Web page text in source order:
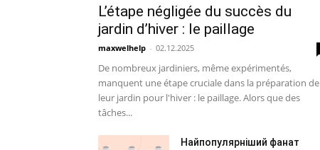
L’étape négligée du succès du
jardin d’hiver : le paillage
maxwelhelp - 02.12.2025
De nombreux jardiniers, même expérimentés,
manquent une étape cruciale dans la préparation de
leur jardin pour l'hiver : le paillage. Alors que des
tâches...
Найпопулярніший фанат